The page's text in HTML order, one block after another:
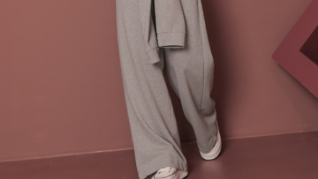
perjanjian menggunakan sistem bil Syarikat.
Untuk memenuhi hubungan kontrak yang terjalin melalui persetujuan
penggunaan OP Pay Later, peniaga akan memberikan maklumat peribadi
anda (termasuk nama, nombor telefon, atau alamat) kepada Syarikat bagi
tujuan pengumpulan, pemprosesan dan penggunaan data yang
diperlukan untuk pengebilan ansuran, termasuk pengesahan,
pengesahan semula dan pembetulan.
Untuk terma perkhidmatan penuh, sila rujuk pautan berikut:
" target="_blank" class="link revert-
style">https://oppay.tw/userRule
【Panduan Penggunaan Pembayaran Ansuran Gogo】
Taiwan, Inc. dan AFTEE akan membuat bil kepada pengguna. AFTEE
akan menggunakan data peribadi yang dikumpul (termasuk nama
pembeli, no. telefon, nama penerima, no. telefon, alamat penerima) untuk
penggunaan perkhidmatan. Sila rujuk kepada "Penyata Pengumpulan
Data Peribadi, Pemprosesan, Penggunaan"
(https://aftee.tw/privacypolicy/
) untuk maklumat lanjut.
Jumlah yang diperakui untuk pengguna kali pertama yang lulus
kelulusan boleh sehingga NT$10,000. Jika pengguna tidak membuat
pembayaran dalam tempoh tersebut, yuran pembayaran lewat sebanyak
20% setahun akan dikenakan. Pengguna bawah umur dikehendaki
mendapatkan kebenaran daripada ibu bapa atau penjaga yang sah